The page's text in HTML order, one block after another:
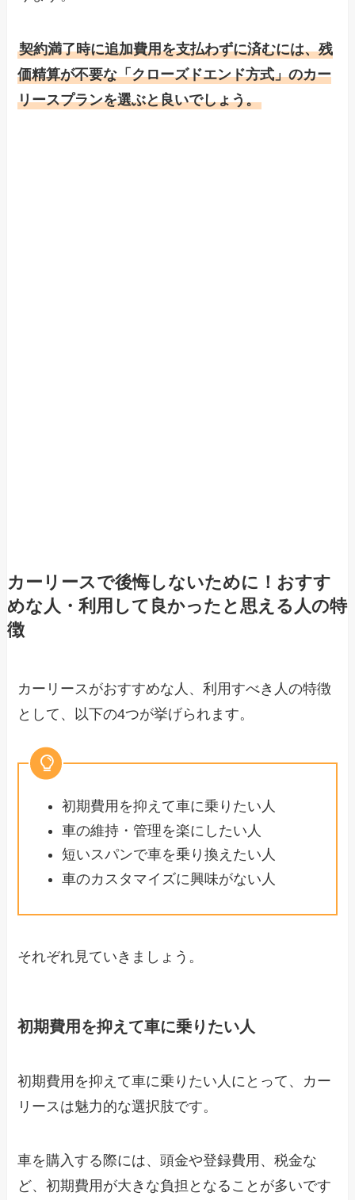
契約満了時に追加費用を支払わずに済むには、残
価精算が不要な「クローズドエンド方式」のカー
リースプランを選ぶと良いでしょう。
カーリースで後悔しないために！おすす
めな人・利用して良かったと思える人の特
徴
カーリースがおすすめな人、利用すべき人の特徴
として、以下の4つが挙げられます。
初期費用を抑えて車に乗りたい人
車の維持・管理を楽にしたい人
短いスパンで車を乗り換えたい人
車のカスタマイズに興味がない人
それぞれ見ていきましょう。
初期費用を抑えて車に乗りたい人
初期費用を抑えて車に乗りたい人にとって、カー
リースは魅力的な選択肢です。
車を購入する際には、頭金や登録費用、税金な
ど、初期費用が大きな負担となることが多いです